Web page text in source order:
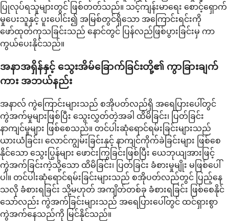
ပြုလုပ်ရသူများတွင် ဖြစ်တတ်သည်။ သင့်ကျန်းမာရေး စောင့်ရှောက်
မှုပေးသူနှင့် ပူးပေါင်း၍ အမြစ်တွင်ရှိသော အကြောင်းရင်းကို
ဖော်ထုတ်ကုသခြင်းသည် နောင်တွင် ပြန်လည်ဖြစ်ပွားခြင်းမှ ကာ
ကွယ်ပေးနိုင်သည်။
အနာအရှိန်နှင့် သွေးအိမ်ခြောက်ခြင်းတို့၏ ကွာခြားချက်
ကား အဘယ်နည်း
အနာလ် ကွဲကြောင်းများသည် စအိုပတ်လည်ရှိ အရေပြားပေါ်တွင်
ကွဲအက်မှုများဖြစ်ပြီး သွေးလွှတ်တဲ့အခါ ထိမိခြင်း၊ ပြတ်ခြင်း
နာကျင်မှုများ ဖြစ်စေသည်။ တင်ပါးဆုံရောင်ရမ်းခြင်းများသည်
ယားယံခြင်း၊ လောင်ကျွမ်းခြင်းနှင့် နာကျင်ကိုက်ခဲခြင်းများ ဖြစ်စေ
နိုင်သော သွေးပြွန်များ ဖောင်းကြွခြင်းဖြစ်ပြီး ယေဘုယျအားဖြင့်
ကွဲအက်ခြင်းကဲ့သို့သော ထိမိခြင်း၊ ပြတ်ခြင်း ခံစားမှုမျိုး မဖြစ်ပေါ်
ပါ။ တင်ပါးဆုံရောင်ရမ်းခြင်းများသည် စအိုပတ်လည်တွင် ပြည့်နေ
သလို ခံစားရခြင်း သို့မဟုတ် အကျိတ်တစ်ခု ခံစားရခြင်း ဖြစ်စေနိုင်
သော်လည်း ကွဲအက်ခြင်းများသည် အရေပြားပေါ်တွင် ထင်ရှားစွာ
ကွဲအက်နေသည်ကို မြင်နိုင်သည်။